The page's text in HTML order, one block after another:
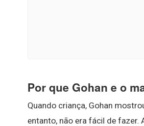
Por que Gohan e o
Quando criança, Gohan
entanto, não era fácil de fazer.